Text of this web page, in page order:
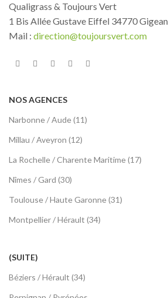
Qualigrass & Toujours Vert
1 Bis Allée Gustave Eiffel 34770 Gigean
Mail : direction@toujoursvert.com
NOS AGENCES
Narbonne / Aude (11)
Millau / Aveyron (12)
La Rochelle / Charente Maritime (17)
Nîmes / Gard (30)
Toulouse / Haute Garonne (31)
Montpellier / Hérault (34)
(SUITE)
Béziers / Hérault (34)